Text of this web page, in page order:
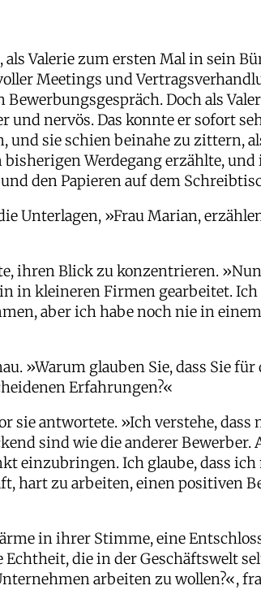
Valerie zum ersten Mal in sein
Meetings und
Doch als
und nervös. Das konnte er sofort
sie schien beinahe zu zittern,
Werdegang erzählte,
den Papieren auf dem
Unterlagen, »Frau Marian,
ihren Blick zu konzentrieren.
in kleineren Firmen gearbeitet. Ich
aber ich habe noch nie in
»Warum glauben Sie, dass Sie
Erfahrungen?«
sie antwortete. »Ich verstehe, dass
sind wie die anderer Bewerber.
einzubringen. Ich glaube, dass
hart zu arbeiten, einen positiven
in ihrer Stimme, eine
die in der Geschäftswelt
arbeiten zu wollen?«,